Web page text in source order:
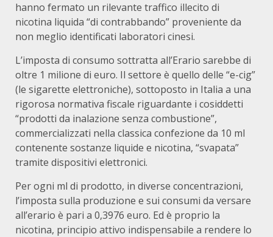
hanno fermato un rilevante traffico illecito di
nicotina liquida “di contrabbando” proveniente da
non meglio identificati laboratori cinesi.
L’imposta di consumo sottratta all’Erario sarebbe di
oltre 1 milione di euro. Il settore è quello delle “e-cig”
(le sigarette elettroniche), sottoposto in Italia a una
rigorosa normativa fiscale riguardante i cosiddetti
“prodotti da inalazione senza combustione”,
commercializzati nella classica confezione da 10 ml
contenente sostanze liquide e nicotina, “svapata”
tramite dispositivi elettronici.
Per ogni ml di prodotto, in diverse concentrazioni,
l’imposta sulla produzione e sui consumi da versare
all’erario è pari a 0,3976 euro. Ed è proprio la
nicotina, principio attivo indispensabile a rendere lo